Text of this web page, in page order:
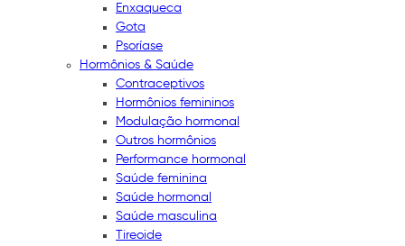
Enxaqueca
Gota
Psoríase
Hormônios & Saúde
Contraceptivos
Hormônios femininos
Modulação hormonal
Outros hormônios
Performance hormonal
Saúde feminina
Saúde hormonal
Saúde masculina
Tireoide